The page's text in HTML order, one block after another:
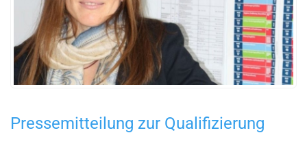
Pressemitteilung zur Qualifizierung